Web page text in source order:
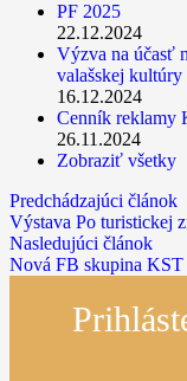
PF 2025
22.12.2024
Výzva na účasť
valašskej kultúry
16.12.2024
Cenník reklamy
26.11.2024
Zobraziť všetky
Predchádzajúci článok
Výstava Po turistickej
Nasledujúci článok
Nová FB skupina KST